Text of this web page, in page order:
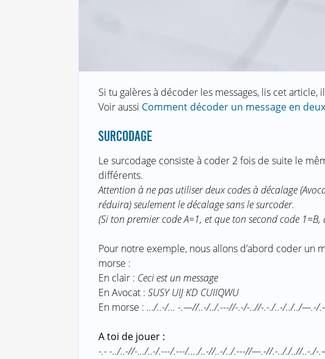
Si tu galères à décoder les messages, lis cet article, il
Voir aussi Comment décoder un message en
SURCODAGE
Le surcodage consiste à coder 2 fois de suite le
différents.
Attention à ne pas utiliser deux codes à décalage
réduira) seulement le décalage sans le surcoder.
(Si ton premier code A=1, et que ton second code 1=B,
Pour notre exemple, nous allons d’abord coder un
morse :
En clair : Ceci est un message
En Avocat : SUSY UIJ KD CUIIQWU
En morse : .../..-/... -.—//..-/../.---//-.-/-..//-.-./..-/../../—.-/
A toi de jouer :
-.- -../..-//-.../..-/.---/.---/..../..-//..-/../.---//—.-//.-.././..//..-./-